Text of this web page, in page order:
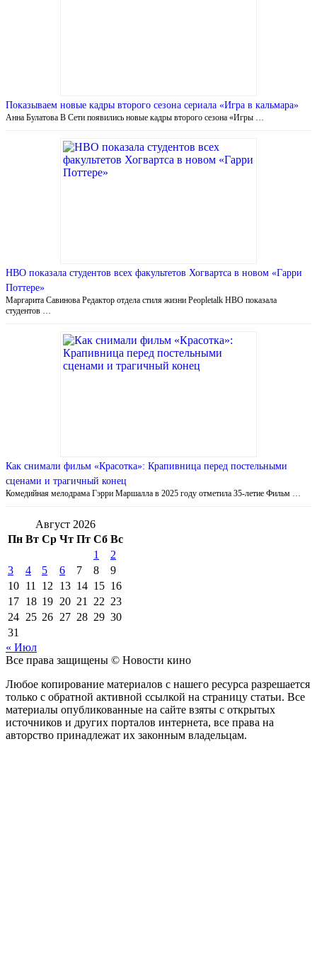
Показываем новые кадры второго сезона сериала «Игра в кальмара»
Анна Булатова В Сети появились новые кадры второго сезона «Игры …
HBO показала студентов всех факультетов Хогвартса в новом «Гарри
Поттере»
Маргарита Савинова Редактор отдела стиля жизни Peopletalk HBO показала
студентов …
Как снимали фильм «Красотка»: Крапивница перед постельными
сценами и трагичный конец
Комедийная мелодрама Гэрри Маршалла в 2025 году отметила 35-летие Фильм …
Август 2026
Пн Вт Ср Чт Пт Сб Вс
1
2
3
4 5 6 7 8
9
10 11 12 13 14 15 16
17 18 19 20 21 22 23
24 25 26 27 28 29 30
31
« Июл
Все права защищены © Новости кино
Любое копирование материалов с нашего ресурса разрешается
только с обратной активной ссылкой на страницу статьи. Все
материалы опубликованные на сайте взяты с открытых
источников и других порталов интернета, все права на
авторство принадлежат их законным владельцам.